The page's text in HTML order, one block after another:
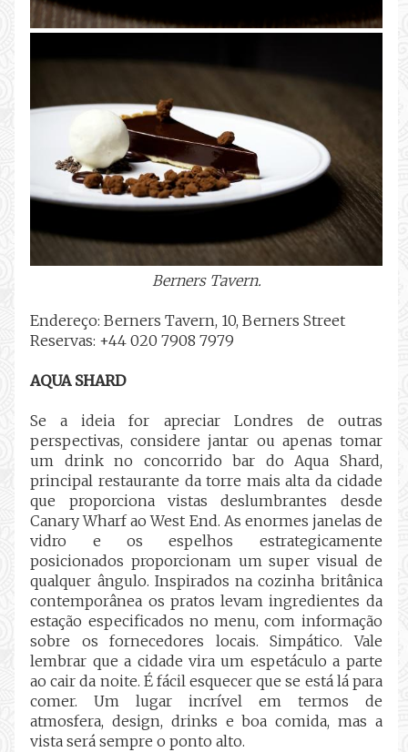
Berners Tavern.
Endereço: Berners Tavern, 10, Berners Street
Reservas: +44 020 7908 7979
AQUA SHARD
Se a ideia for apreciar Londres de outras
perspectivas, considere jantar ou apenas tomar
um drink no concorrido bar do Aqua Shard,
principal restaurante da torre mais alta da cidade
que proporciona vistas deslumbrantes desde
Canary Wharf ao West End. As enormes janelas de
vidro e os espelhos estrategicamente
posicionados proporcionam um super visual de
qualquer ângulo. Inspirados na cozinha britânica
contemporânea os pratos levam ingredientes da
estação especificados no menu, com informação
sobre os fornecedores locais. Simpático. Vale
lembrar que a cidade vira um espetáculo a parte
ao cair da noite. É fácil esquecer que se está lá para
comer. Um lugar incrível em termos de
atmosfera, design, drinks e boa comida, mas a
vista será sempre o ponto alto.